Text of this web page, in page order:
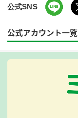
公式SNS
公式アカウント一覧